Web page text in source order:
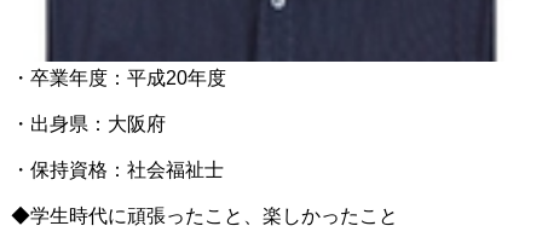
・卒業年度：平成20年度
・出身県：大阪府
・保持資格：社会福祉士
◆学生時代に頑張ったこと、楽しかったこと